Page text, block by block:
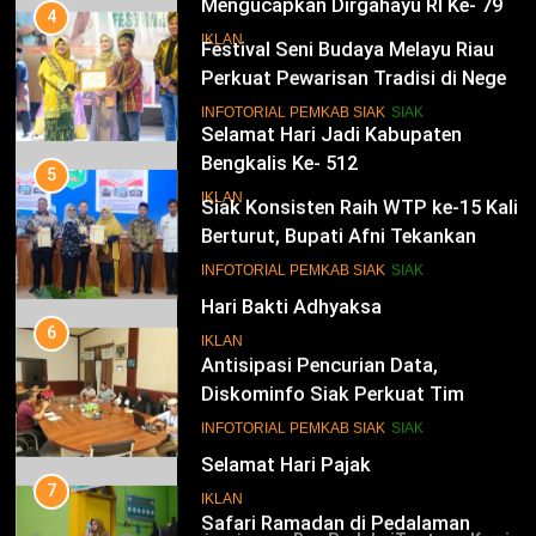
Mengucapkan Dirgahayu RI Ke- 79
IKLAN
14
Selamat Hari Jadi Kabupaten
Bengkalis Ke- 512
IKLAN
15
Hari Bakti Adhyaksa
IKLAN
16
Selamat Hari Pajak
IKLAN
4
Festival Seni Budaya Melayu Riau
Perkuat Pewarisan Tradisi di Negeri
INFOTORIAL PEMKAB SIAK SIAK
5
Siak Konsisten Raih WTP ke-15 Kali
Berturut, Bupati Afni Tekankan
INFOTORIAL PEMKAB SIAK SIAK
6
Antisipasi Pencurian Data,
Diskominfo Siak Perkuat Tim
INFOTORIAL PEMKAB SIAK SIAK
7
Safari Ramadan di Pedalaman